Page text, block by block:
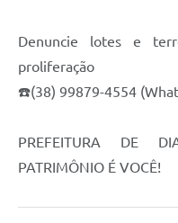
Denuncie lotes e
proliferação
☎️(38) 99879-4554
PREFEITURA DE
PATRIMÔNIO É VOCÊ!